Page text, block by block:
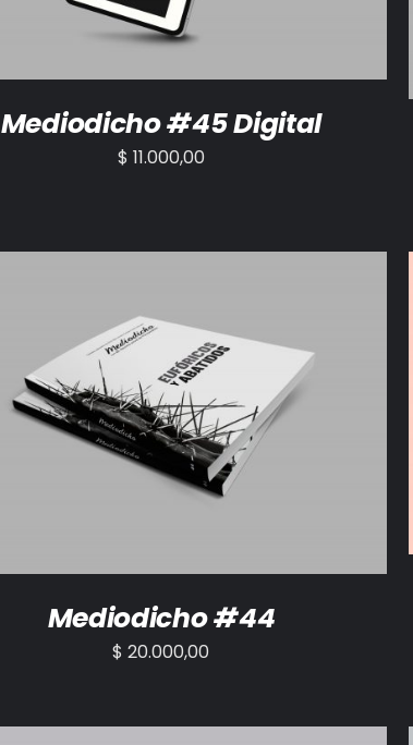
Mediodicho #45 Digital
$ 11.000,00
AÑADIR AL CARRITO / DETALLES
Mediodicho #44
$ 20.000,00